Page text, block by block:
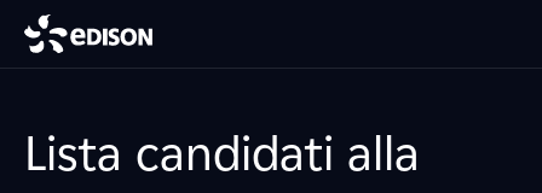
Lista candidati alla